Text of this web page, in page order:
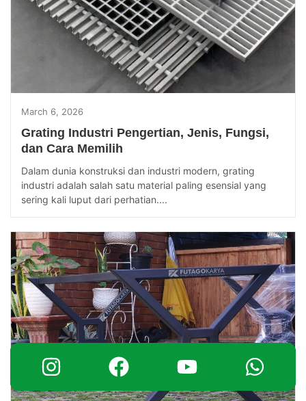
March 6, 2026
Grating Industri Pengertian, Jenis, Fungsi,
dan Cara Memilih
Dalam dunia konstruksi dan industri modern, grating
industri adalah salah satu material paling esensial yang
sering kali luput dari perhatian....